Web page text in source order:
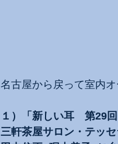
名古屋から戻って室内
１）「新しい耳　第29
三軒茶屋サロン・テッセ